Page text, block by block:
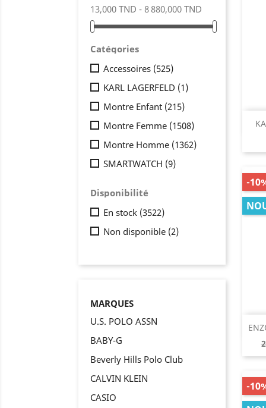
13,000 TND - 8 880,000 TND
Catégories
Accessoires (525)
KARL LAGERFELD (1)
Montre Enfant (215)
Montre Femme (1508)
Montre Homme (1362)
SMARTWATCH (9)
Disponibilité
En stock (3522)
Non disponible (2)
MARQUES
U.S. POLO ASSN
BABY-G
Beverly Hills Polo Club
CALVIN KLEIN
CASIO
-
-